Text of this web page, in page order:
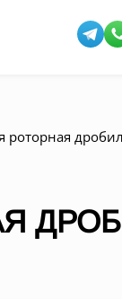
роторная